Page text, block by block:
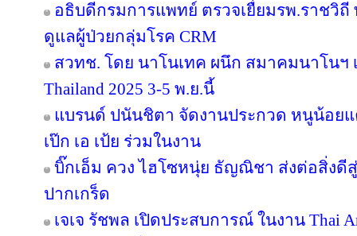
อธิบดีกรมการแพทย์ ตรวจเยื่ยมรพ.ราชวิ
ดูแลผู้ป่วยกลุ่มโรค CRM
สวทช. โดย นาโนเทค ผนึก สมาคมนาโนฯ
Thailand 2025 3-5 พ.ย.นี้
แบรนด์ ปนันชิตา จัดงานประกวด หนูน้อยแ
เป๊ก เอ เป้ย ร่วมในงาน
บิ๊กเอ็ม ควง ไฮโซหนุ่ย ธัญณิชา ส่งต่อสิ่งดี
ปากเกร็ด
เจเจ รัชพล เปิดประสบการณ์ ในงาน Thai